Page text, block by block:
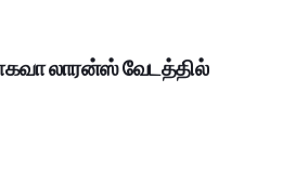
லாரன்ஸ் வேடத்தில்